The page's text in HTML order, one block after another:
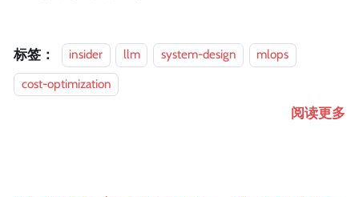
标签： insider llm system-design
mlops
cost-optimization
阅读更多